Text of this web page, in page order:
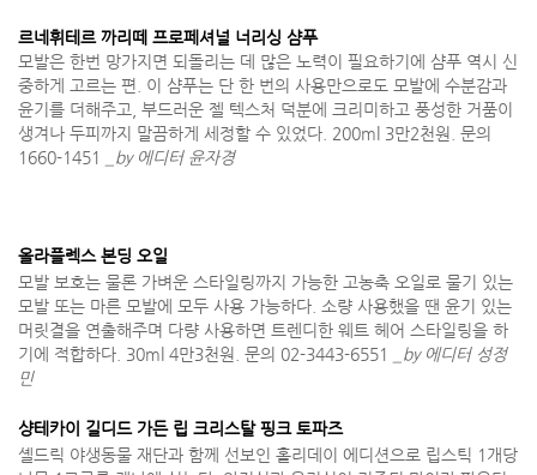
르네휘테르 까리떼 프로페셔널 너리싱 샴푸
모발은 한번 망가지면 되돌리는 데 많은 노력이 필요하기에 샴푸 역시 신
중하게 고르는 편. 이 샴푸는 단 한 번의 사용만으로도 모발에 수분감과
윤기를 더해주고, 부드러운 젤 텍스처 덕분에 크리미하고 풍성한 거품이
생겨나 두피까지 말끔하게 세정할 수 있었다. 200ml 3만2천원. 문의
1660-1451
_by 에디터 윤자경
올라플렉스 본딩 오일
모발 보호는 물론 가벼운 스타일링까지 가능한 고농축 오일로 물기 있는
모발 또는 마른 모발에 모두 사용 가능하다. 소량 사용했을 땐 윤기 있는
머릿결을 연출해주며 다량 사용하면 트렌디한 웨트 헤어 스타일링을 하
기에 적합하다. 30ml 4만3천원. 문의 02-3443-6551
_by 에디터 성정
민
샹테카이 길디드 가든 립 크리스탈 핑크 토파즈
셸드릭 야생동물 재단과 함께 선보인 홀리데이 에디션으로 립스틱 1개당